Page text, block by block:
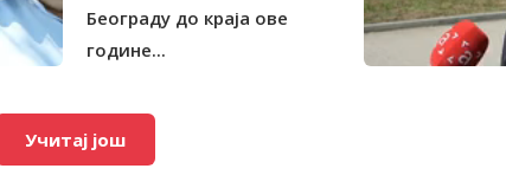
Београду до краја ове
године...
Учитај још